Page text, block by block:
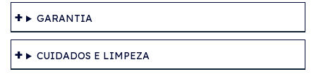
GARANTIA
CUIDADOS E LIMPEZA